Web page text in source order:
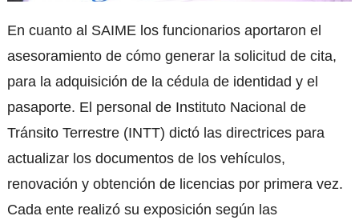
En cuanto al SAIME los funcionarios aportaron el
asesoramiento de cómo generar la solicitud de cita,
para la adquisición de la cédula de identidad y el
pasaporte. El personal de Instituto Nacional de
Tránsito Terrestre (INTT) dictó las directrices para
actualizar los documentos de los vehículos,
renovación y obtención de licencias por primera vez.
Cada ente realizó su exposición según las